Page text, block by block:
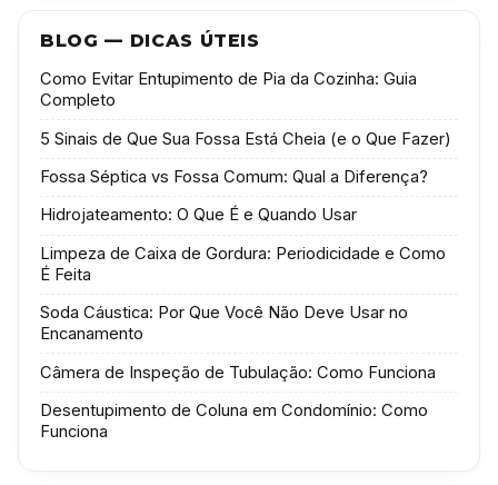
BLOG — DICAS ÚTEIS
Como Evitar Entupimento de Pia da Cozinha: Guia
Completo
5 Sinais de Que Sua Fossa Está Cheia (e o Que Fazer)
Fossa Séptica vs Fossa Comum: Qual a Diferença?
Hidrojateamento: O Que É e Quando Usar
Limpeza de Caixa de Gordura: Periodicidade e Como
É Feita
Soda Cáustica: Por Que Você Não Deve Usar no
Encanamento
Câmera de Inspeção de Tubulação: Como Funciona
Desentupimento de Coluna em Condomínio: Como
Funciona